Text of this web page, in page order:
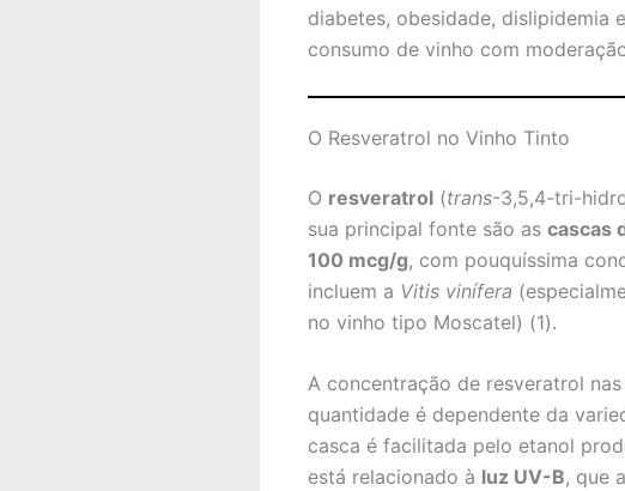
diabetes, obesidade, dislipidemia
consumo de vinho com
O Resveratrol no Vinho Tinto
O resveratrol (trans-3,5,4-tri-
sua principal fonte são as cascas
100 mcg/g, com pouquíssima
incluem a Vitis vinífera
no vinho tipo Moscatel) (1).
A concentração de resveratrol
quantidade é dependente da
casca é facilitada pelo etanol
está relacionado à luz UV-B, que